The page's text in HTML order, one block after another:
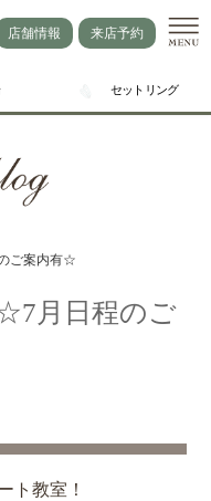
来店予約
店舗情報
セットリング
ご案内有☆
月日程のご
ト教室！